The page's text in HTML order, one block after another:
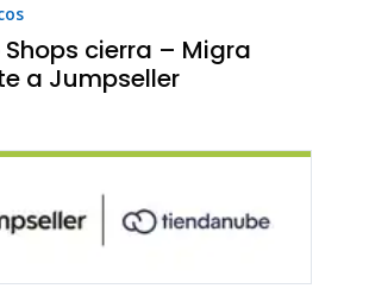
cierra – Migra
a Jumpseller